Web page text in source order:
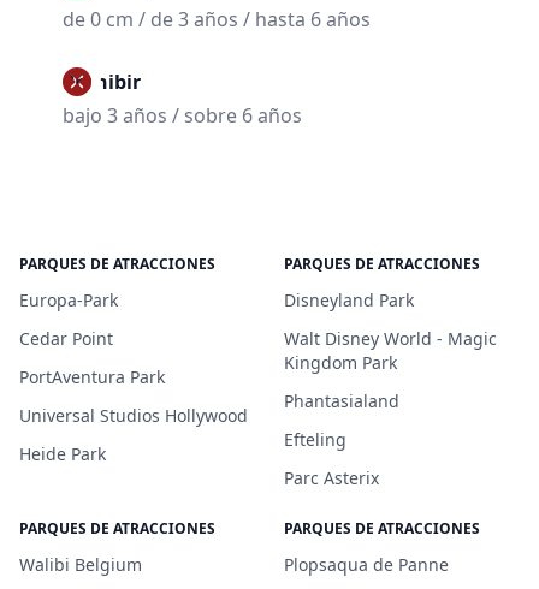
de 0 cm / de 3 años / hasta 6 años
Prohibir
bajo 3 años / sobre 6 años
PARQUES DE ATRACCIONES
Europa-Park
Cedar Point
PortAventura Park
Universal Studios Hollywood
Heide Park
PARQUES DE ATRACCIONES
Disneyland Park
Walt Disney World - Magic
Kingdom Park
Phantasialand
Efteling
Parc Asterix
PARQUES DE ATRACCIONES
Walibi Belgium
PARQUES DE ATRACCIONES
Plopsaqua de Panne